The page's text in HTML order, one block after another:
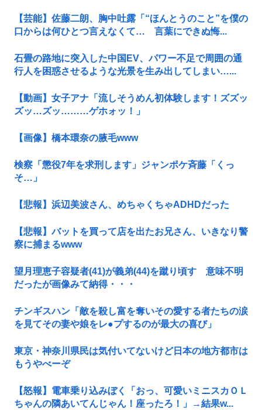
【芸能】佐藤二朗、胸中吐露「“ほんとうのこと”を僕の
口からは何ひとつ言えなくて… 言葉にできぬ悔...
石畳の路地に突入した中国EV、パワー不足で周囲の通
行人を困惑させるような光景を生み出してしまい…...
【動画】女子アナ「流しそうめん初体験します！ズズッ
ズッ…ズッ………ゲホォッ！」
【画像】橋本環奈の腋毛www
検察「懲役7年を求刑します」ジャンポケ斉藤「くっ
そ…」
【悲報】浜辺美波さん、めちゃくちゃADHDだった
【悲報】バットを買って店を出たお兄さん、いきなり警
察に捕まるwww
望月理恵子容疑者(41)が義弟(44)を蹴り頃す 意味不明
だったが画像みて納得・・・
チンギスハン「敵を殺し富を奪いその愛する者たちの涙
を見てその妻や娘をレ●プするのが最大の喜び」
東京・神奈川県民は気付いてないけど日本の地方都市は
もうやべーぞ
【怒報】電車乗り込みぼく「おっ、可愛いミニスカＯＬ
ちゃんの隣あいてんじゃん！座ったろ！」→結果w...